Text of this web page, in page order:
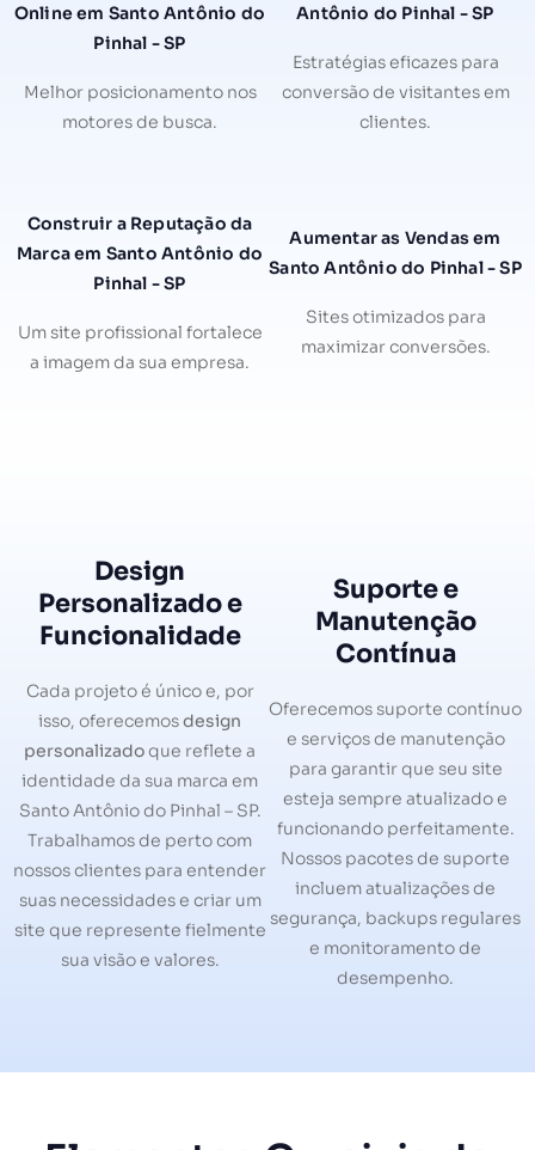
Online em Santo Antônio do
Pinhal - SP
Melhor posicionamento nos
motores de busca.
Antônio do Pinhal - SP
Estratégias eficazes para
conversão de visitantes em
clientes.
Construir a Reputação da
Marca em Santo Antônio do
Pinhal - SP
Um site profissional fortalece
a imagem da sua empresa.
Aumentar as Vendas em
Santo Antônio do Pinhal - SP
Sites otimizados para
maximizar conversões.
Design
Personalizado e
Funcionalidade
Cada projeto é único e, por
isso, oferecemosdesign
personalizadoque reflete a
identidade da sua marca em
Santo Antônio do Pinhal – SP.
Trabalhamos de perto com
nossos clientes para entender
suas necessidades e criar um
site que represente fielmente
sua visão e valores.
Suporte e
Manutenção
Contínua
Oferecemos suporte contínuo
e serviços de manutenção
para garantir que seu site
esteja sempre atualizado e
funcionando perfeitamente.
Nossos pacotes de suporte
incluem atualizações de
segurança, backups regulares
e monitoramento de
desempenho.